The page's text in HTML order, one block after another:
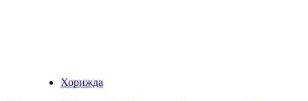
Хорижда